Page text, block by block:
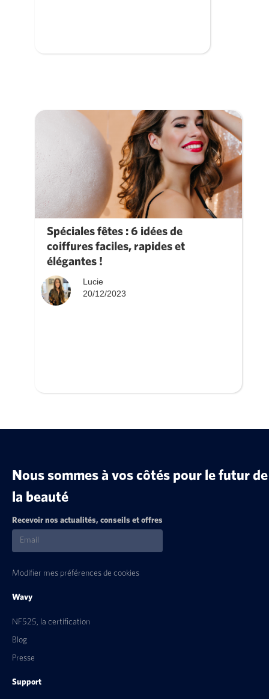
Spéciales fêtes : 6 idées de
coiffures faciles, rapides et
élégantes !
Lucie
20/12/2023
Nous sommes à vos côtés pour le futur de
la beauté
Recevoir nos actualités, conseils et offres
Modifier mes préférences de cookies
Wavy
NF525, la certification
Blog
Presse
Support